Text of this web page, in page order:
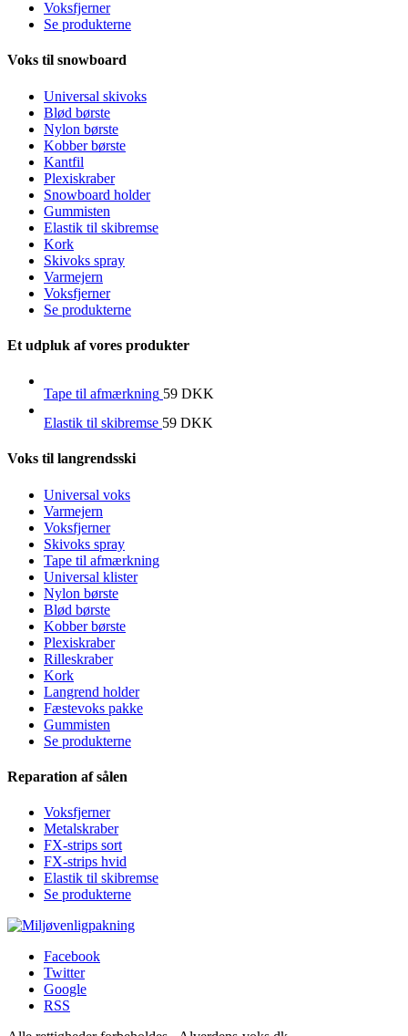
Voksfjerner
Se produkterne
Voks til snowboard
Universal skivoks
Blød børste
Nylon børste
Kobber børste
Kantfil
Plexiskraber
Snowboard holder
Gummisten
Elastik til skibremse
Kork
Skivoks spray
Varmejern
Voksfjerner
Se produkterne
Et udpluk af vores produkter
Tape til afmærkning 59 DKK
Elastik til skibremse 59 DKK
Voks til langrendsski
Universal voks
Varmejern
Voksfjerner
Skivoks spray
Tape til afmærkning
Universal klister
Nylon børste
Blød børste
Kobber børste
Plexiskraber
Rilleskraber
Kork
Langrend holder
Fæstevoks pakke
Gummisten
Se produkterne
Reparation af sålen
Voksfjerner
Metalskraber
FX-strips sort
FX-strips hvid
Elastik til skibremse
Se produkterne
Facebook
Twitter
Google
RSS